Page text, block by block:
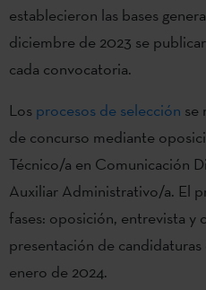
establecieron las bases
diciembre de 2023 se
cada convocatoria.
Los procesos de selección se
de concurso mediante
Técnico/a en Comunicación
Auxiliar Administrativo/a. El
fases: oposición, entrevista y
presentación de
enero de 2024.